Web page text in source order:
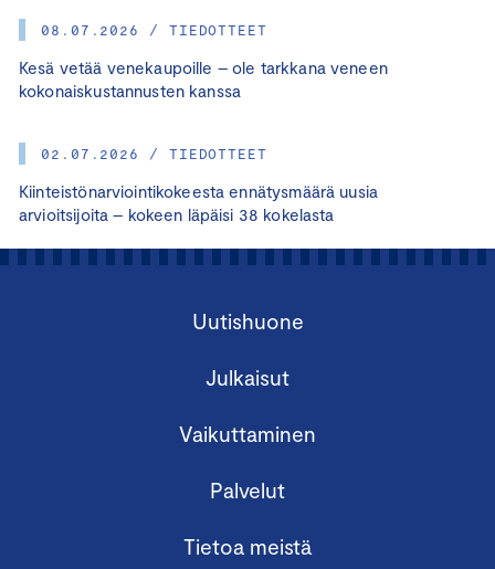
08.07.2026 / TIEDOTTEET
Kesä vetää venekaupoille – ole tarkkana veneen
kokonaiskustannusten kanssa
02.07.2026 / TIEDOTTEET
Kiinteistönarviointikokeesta ennätysmäärä uusia
arvioitsijoita – kokeen läpäisi 38 kokelasta
Uutishuone
Julkaisut
Vaikuttaminen
Palvelut
Tietoa meistä